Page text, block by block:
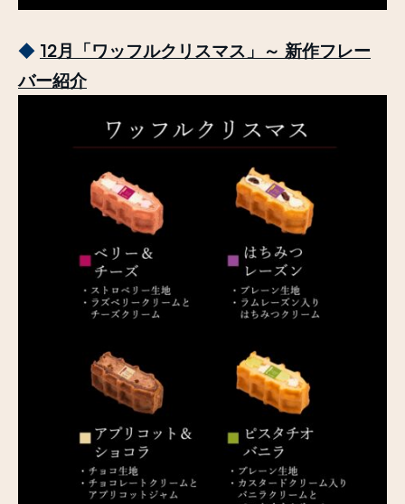
◆ 12月「ワッフルクリスマス」～ 新作フレー
バー紹介